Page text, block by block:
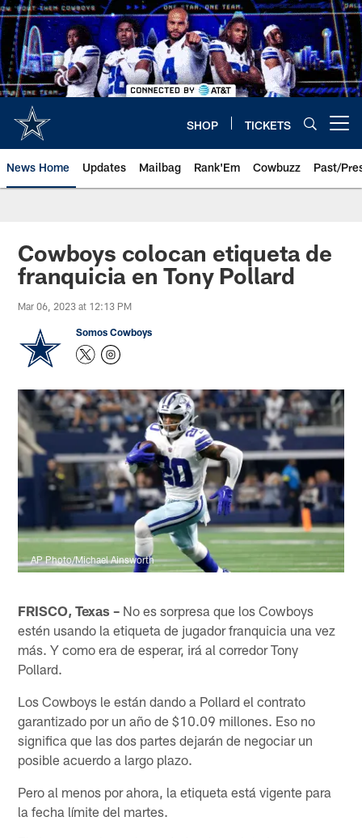
Skip
to
main
content
SHOP TICKETS
News Home Updates Mailbag Rank'Em Cowbuzz Past/
Cowboys colocan etiqueta de
franquicia en Tony Pollard
Mar 06, 2023 at 12:13 PM
Somos Cowboys
AP Photo/Michael Ainsworth
FRISCO, Texas – No es sorpresa que los Cowboys
estén usando la etiqueta de jugador franquicia una vez
más. Y como era de esperar, irá al corredor Tony
Pollard.
Los Cowboys le están dando a Pollard el contrato
garantizado por un año de $10.09 millones. Eso no
significa que las dos partes dejarán de negociar un
posible acuerdo a largo plazo.
Pero al menos por ahora, la etiqueta está vigente para
la fecha límite del martes.